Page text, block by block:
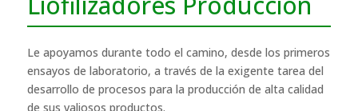
Le apoyamos durante todo el camino, desde los primeros
ensayos de laboratorio, a través de la exigente tarea del
desarrollo de procesos para la producción de alta calidad
de sus valiosos productos.